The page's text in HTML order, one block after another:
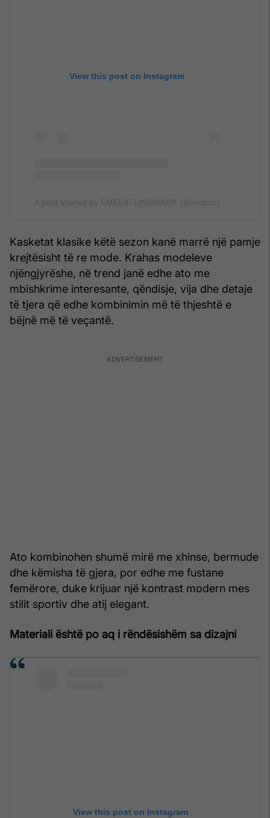
View this post on Instagram
Kasketat klasike këtë sezon kanë marrë një pamje
krejtësisht të re mode. Krahas modeleve
njëngjyrëshe, në trend janë edhe ato me
mbishkrime interesante, qëndisje, vija dhe detaje
të tjera që edhe kombinimin më të thjeshtë e
bëjnë më të veçantë.
Ato kombinohen shumë mirë me xhinse, bermude
dhe këmisha të gjera, por edhe me fustane
femërore, duke krijuar një kontrast modern mes
stilit sportiv dhe atij elegant.
Materiali është po aq i rëndësishëm sa dizajni
View this post on Instagram